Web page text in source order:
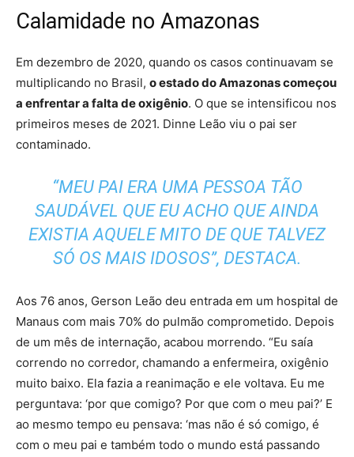
Calamidade no Amazonas
Em dezembro de 2020, quando os casos continuavam se
multiplicando no Brasil, o estado do Amazonas começou
a enfrentar a falta de oxigênio. O que se intensificou nos
primeiros meses de 2021. Dinne Leão viu o pai ser
contaminado.
“MEU PAI ERA UMA PESSOA TÃO
SAUDÁVEL QUE EU ACHO QUE AINDA
EXISTIA AQUELE MITO DE QUE TALVEZ
SÓ OS MAIS IDOSOS”, DESTACA.
Aos 76 anos, Gerson Leão deu entrada em um hospital de
Manaus com mais 70% do pulmão comprometido. Depois
de um mês de internação, acabou morrendo. “Eu saía
correndo no corredor, chamando a enfermeira, oxigênio
muito baixo. Ela fazia a reanimação e ele voltava. Eu me
perguntava: ‘por que comigo? Por que com o meu pai?’ E
ao mesmo tempo eu pensava: ‘mas não é só comigo, é
com o meu pai e também todo o mundo está passando